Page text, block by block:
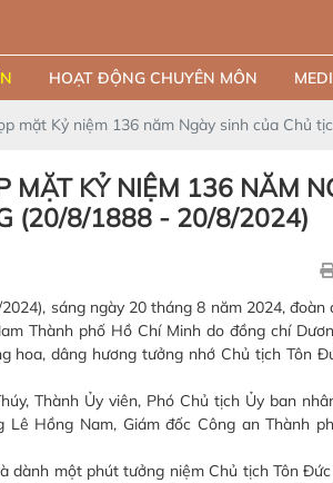
HOẠT ĐỘNG CHUYÊN MÔN
mặt Kỷ niệm 136 năm Ngày sinh của Chủ
KỶ NIỆM 136 NĂM
(20/8/1888 - 20/8/2024)
sáng ngày 20 tháng 8 năm 2024,
Thành phố Hồ Chí Minh do đồng chí
hoa, dâng hương tưởng nhớ Chủ tịch Tôn
Thành Ủy viên, Phó Chủ tịch Ủy ban
Hồng Nam, Giám đốc Công an Thành
một phút tưởng niệm Chủ tịch Tôn